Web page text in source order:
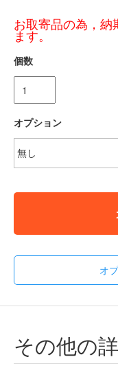
お取寄品の為，納
ます。
個数
オプション
オ
その他の